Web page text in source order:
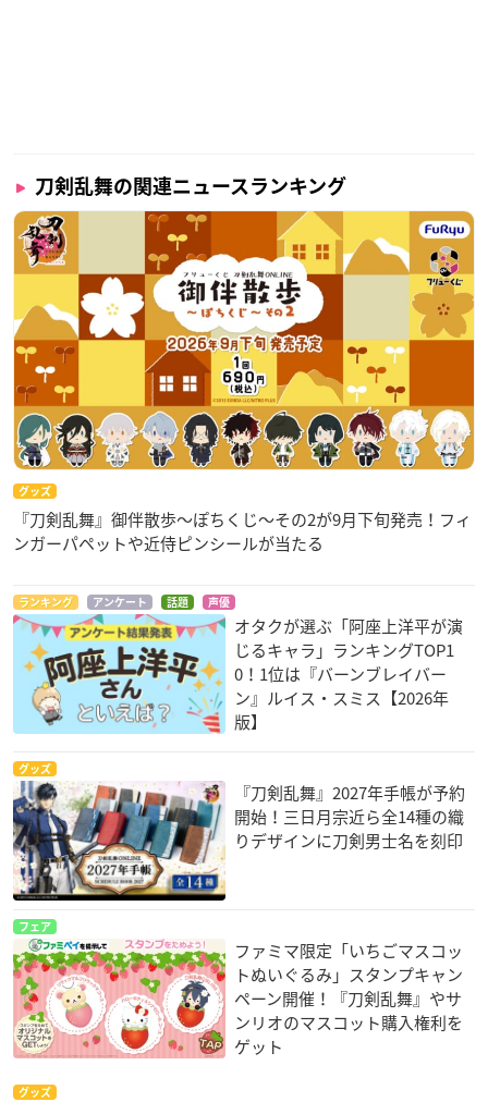
刀剣乱舞の関連ニュースランキング
グッズ
『刀剣乱舞』御伴散歩～ぽちくじ～その2が9月下旬発売！フィ
ンガーパペットや近侍ピンシールが当たる
ランキング アンケート 話題 声優
オタクが選ぶ「阿座上洋平が演
じるキャラ」ランキングTOP1
0！1位は『バーンブレイバー
ン』ルイス・スミス【2026年
版】
グッズ
『刀剣乱舞』2027年手帳が予約
開始！三日月宗近ら全14種の織
りデザインに刀剣男士名を刻印
フェア
ファミマ限定「いちごマスコッ
トぬいぐるみ」スタンプキャン
ペーン開催！『刀剣乱舞』やサ
ンリオのマスコット購入権利を
ゲット
グッズ